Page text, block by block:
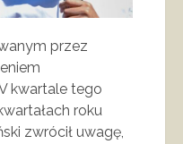
przez
kwartale tego
roku
zwrócił uwagę,